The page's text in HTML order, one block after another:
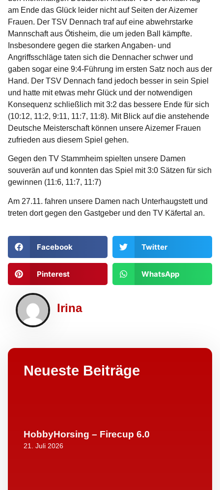
am Ende das Glück leider nicht auf Seiten der Aizemer
Frauen. Der TSV Dennach traf auf eine abwehrstarke
Mannschaft aus Ötisheim, die um jeden Ball kämpfte.
Insbesondere gegen die starken Angaben- und
Angriffsschläge taten sich die Dennacher schwer und
gaben sogar eine 9:4-Führung im ersten Satz noch aus der
Hand. Der TSV Dennach fand jedoch besser in sein Spiel
und hatte mit etwas mehr Glück und der notwendigen
Konsequenz schließlich mit 3:2 das bessere Ende für sich
(10:12, 11:2, 9:11, 11:7, 11:8). Mit Blick auf die anstehende
Deutsche Meisterschaft können unsere Aizemer Frauen
zufrieden aus diesem Spiel gehen.
Gegen den TV Stammheim spielten unsere Damen
souverän auf und konnten das Spiel mit 3:0 Sätzen für sich
gewinnen (11:6, 11:7, 11:7)
Am 27.11. fahren unsere Damen nach Unterhaugstett und
treten dort gegen den Gastgeber und den TV Käfertal an.
Facebook Twitter
Pinterest WhatsApp
Irina
Neueste Beiträge
HobbyHorsing – Firecup 6.0
21. Juli 2026